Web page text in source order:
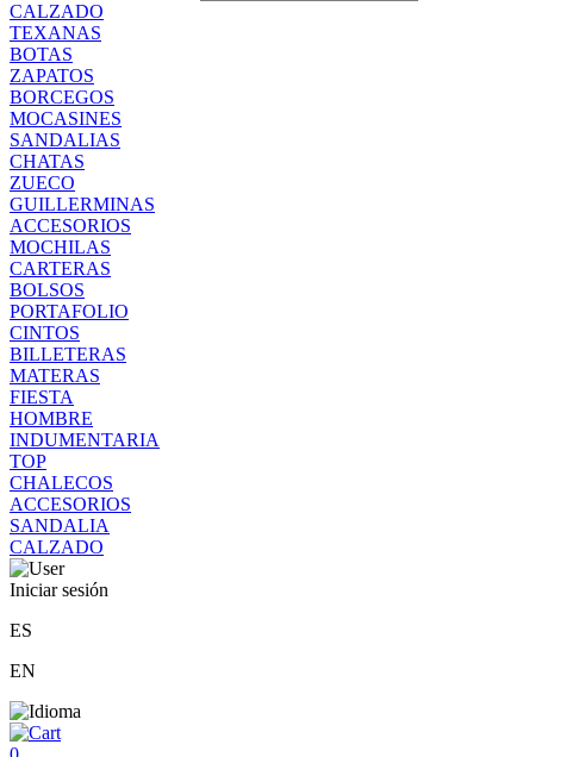
CALZADO
TEXANAS
BOTAS
ZAPATOS
BORCEGOS
MOCASINES
SANDALIAS
CHATAS
ZUECO
GUILLERMINAS
ACCESORIOS
MOCHILAS
CARTERAS
BOLSOS
PORTAFOLIO
CINTOS
BILLETERAS
MATERAS
FIESTA
HOMBRE
INDUMENTARIA
TOP
CHALECOS
ACCESORIOS
SANDALIA
CALZADO
Iniciar sesión
ES
EN